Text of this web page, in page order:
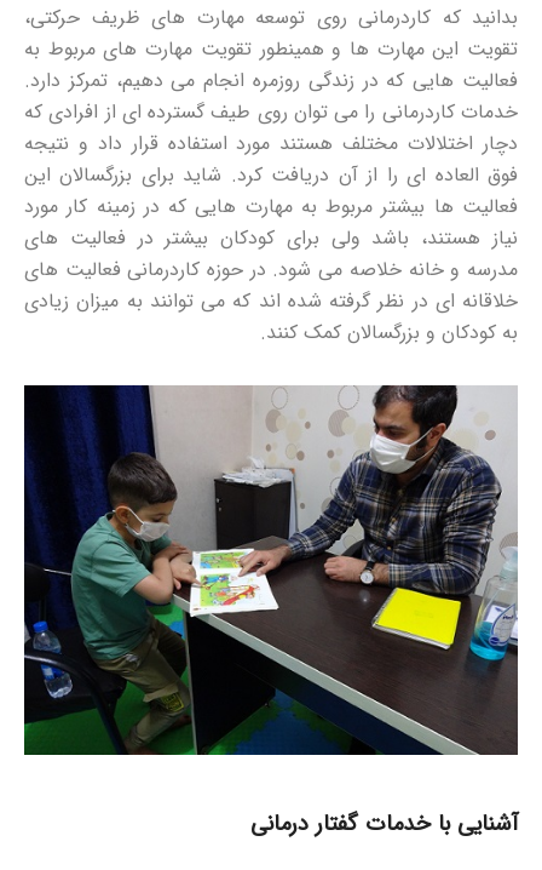
بدانید که کاردرمانی روی توسعه مهارت های ظریف حرکتی،
تقویت این مهارت ها و همینطور تقویت مهارت های مربوط به
فعالیت هایی که در زندگی روزمره انجام می دهیم، تمرکز دارد.
خدمات کاردرمانی را می توان روی طیف گسترده ای از افرادی که
دچار اختلالات مختلف هستند مورد استفاده قرار داد و نتیجه
فوق العاده ای را از آن دریافت کرد. شاید برای بزرگسالان این
فعالیت ها بیشتر مربوط به مهارت هایی که در زمینه کار مورد
نیاز هستند، باشد ولی برای کودکان بیشتر در فعالیت های
مدرسه و خانه خلاصه می شود. در حوزه کاردرمانی فعالیت های
خلاقانه ای در نظر گرفته شده اند که می توانند به میزان زیادی
به کودکان و بزرگسالان کمک کنند.
آشنایی با خدمات گفتار درمانی